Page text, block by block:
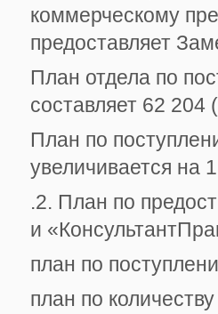
коммерческому
предоставляет
План отдела по
составляет 62 204
План по
увеличивается на
.2. План по
и
план по
план по